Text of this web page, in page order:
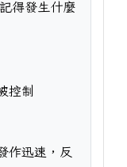
得發生什麼
控制
作迅速，反